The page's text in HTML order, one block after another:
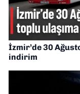
İzmir’de 30
indirim